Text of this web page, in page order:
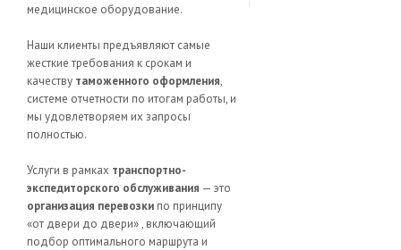
медицинское оборудование.
Наши клиенты предъявляют самые
жесткие требования к срокам и
качеству таможенного оформления,
системе отчетности по итогам работы, и
мы удовлетворяем их запросы
полностью.
Услуги в рамках транспортно-
экспедиторского обслуживания — это
организация перевозки по принципу
«от двери до двери» , включающий
подбор оптимального маршрута и